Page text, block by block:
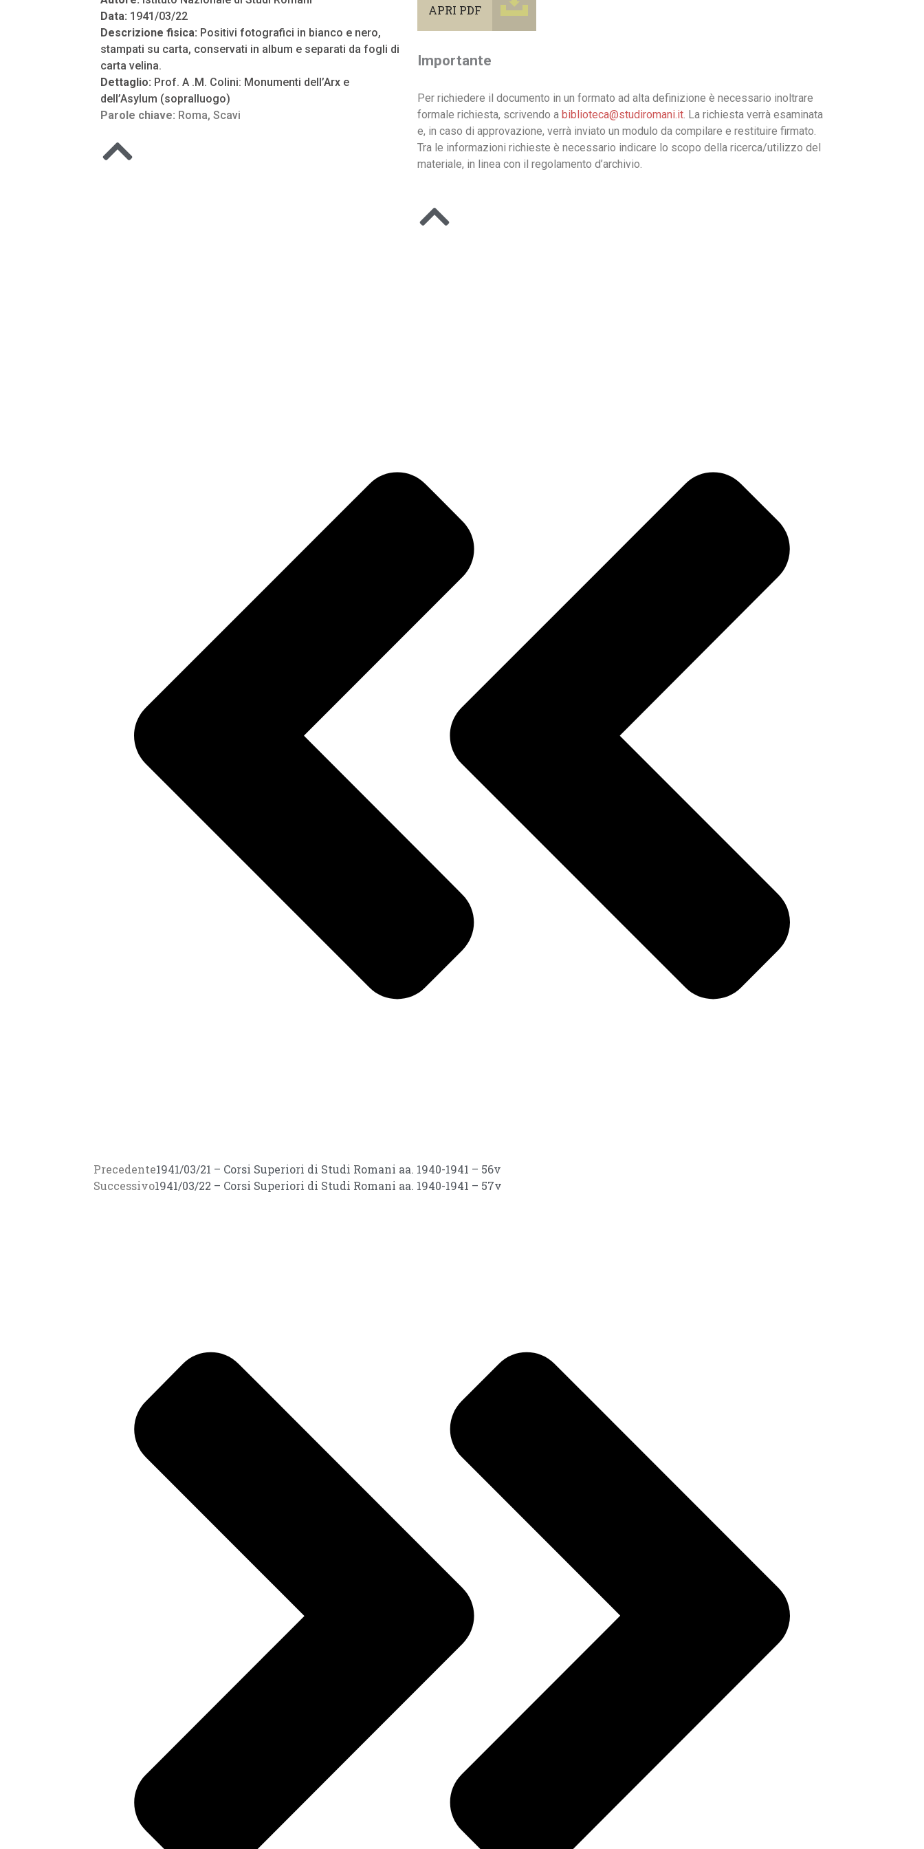
Data: 1941/03/22
Descrizione fisica: Positivi fotografici in bianco e nero,
stampati su carta, conservati in album e separati da fogli di
carta velina.
Dettaglio: Prof. A .M. Colini: Monumenti dell’Arx e
dell’Asylum (sopralluogo)
Parole chiave: Roma, Scavi
APRI PDF
Importante
Per richiedere il documento in un formato ad alta definizione è necessario inoltrare
formale richiesta, scrivendo a biblioteca@studiromani.it. La richiesta verrà esaminata
e, in caso di approvazione, verrà inviato un modulo da compilare e restituire firmato.
Tra le informazioni richieste è necessario indicare lo scopo della ricerca/utilizzo del
materiale, in linea con il regolamento d’archivio.
Precedente1941/03/21 – Corsi Superiori di Studi Romani aa. 1940-1941 – 56v
Successivo1941/03/22 – Corsi Superiori di Studi Romani aa. 1940-1941 – 57v